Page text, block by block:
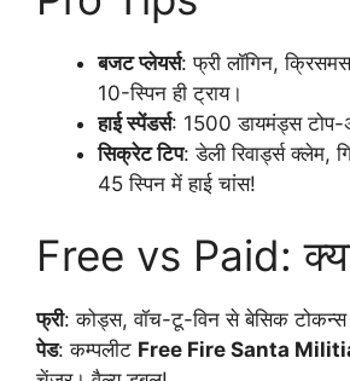
बजट प्लेयर्स: फ्री लॉगिन,
10-स्पिन ही ट्राय।
हाई स्पेंडर्स: 1500 डायमंड्स टोप-
सिक्रेट टिप: डेली रिवार्ड्स क्लेम,
45 स्पिन में हाई चांस!
Free vs Paid:
फ्री: कोड्स, वॉच-टू-विन से बेसिक
पेड: कम्पलीट Free Fire Santa